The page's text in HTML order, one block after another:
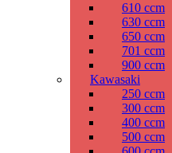
610 ccm
630 ccm
650 ccm
701 ccm
900 ccm
Kawasaki
250 ccm
300 ccm
400 ccm
500 ccm